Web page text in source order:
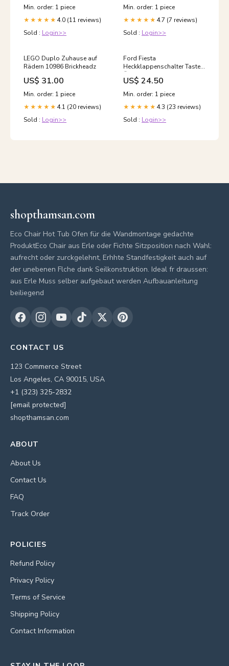
Min. order: 1 piece
★★★★★ 4.0 (11 reviews)
Sold : Login>>
Min. order: 1 piece
★★★★★ 4.7 (7 reviews)
Sold : Login>>
LEGO Duplo Zuhause auf
Rädern 10986 Brickheadz
US$ 31.00
Min. order: 1 piece
★★★★★ 4.1 (20 reviews)
Sold : Login>>
Ford Fiesta
Heckklappenschalter Taster
Öffner Kofferraumklappe
6S6T19B514AB Michael und
Frank
US$ 24.50
Min. order: 1 piece
★★★★★ 4.3 (23 reviews)
Sold : Login>>
shopthamsan.com
Eco Chair Hot Tub Ofen für die Wandmontage gedachte
ProduktEco Chair aus Erle oder Fichte Sitzposition nach Wahl:
aufrecht oder zurckgelehnt, Erhhte Standfestigkeit auch auf
der unebenen Flche dank Seilkonstruktion. Ideal fr draussen:
aus Erle Muss selber aufgebaut werden Aufbauanleitung
beiliegend
CONTACT US
123 Commerce Street
Los Angeles, CA 90015, USA
+1 (323) 325-2832
[email protected]
shopthamsan.com
ABOUT
About Us
Contact Us
FAQ
Track Order
POLICIES
Refund Policy
Privacy Policy
Terms of Service
Shipping Policy
Contact Information